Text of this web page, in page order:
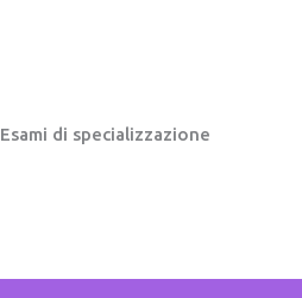
Esami di specializzazione